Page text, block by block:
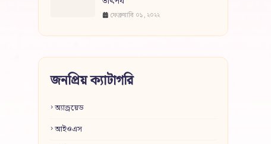
ফেব্রুয়ারি ০১, ২০২২
জনপ্রিয় ক্যাটাগরি
অ্যান্ড্রয়েড
আইওএস